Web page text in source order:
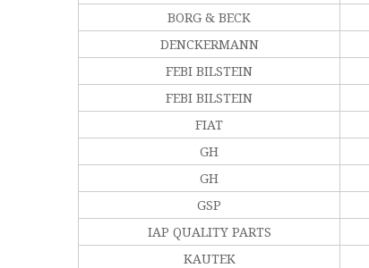
BORG & BECK
DENCKERMANN
FEBI BILSTEIN
FEBI BILSTEIN
FIAT
GH
GH
GSP
IAP QUALITY PARTS
KAUTEK